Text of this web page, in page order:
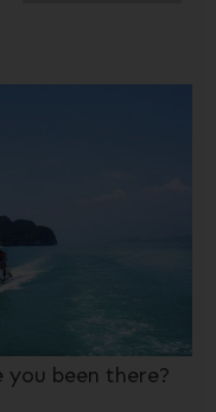
you been there?